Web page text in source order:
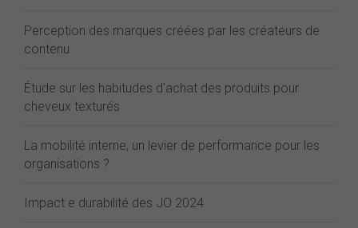
Perception des marques créées par les créateurs de
contenu
Étude sur les habitudes d'achat des produits pour
cheveux texturés
La mobilité interne, un levier de performance pour les
organisations ?
Impact e durabilité des JO 2024